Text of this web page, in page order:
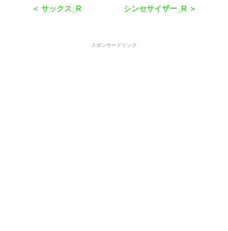
＜ サックス_R シンセサイザー_R ＞
スポンサードリンク